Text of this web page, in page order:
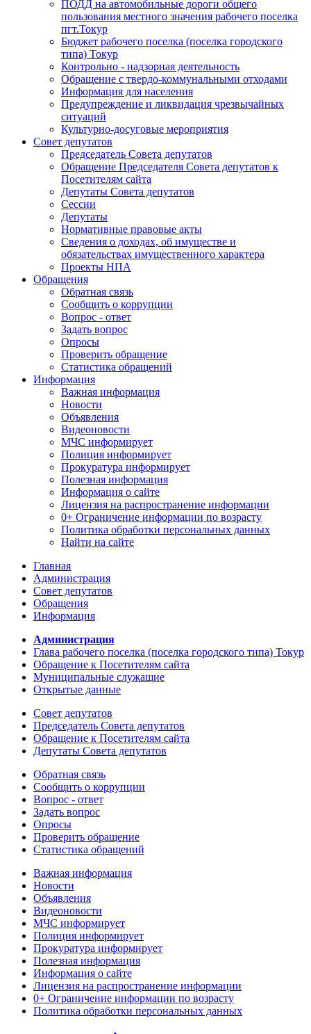
ПОДД на автомобильные дороги общего
пользования местного значения рабочего поселка
пгт.Токур
Бюджет рабочего поселка (поселка городского
типа) Токур
Контрольно - надзорная деятельность
Обращение с твердо-коммунальными отходами
Информация для населения
Предупреждение и ликвидация чрезвычайных
ситуаций
Культурно-досуговые мероприятия
Совет депутатов
Председатель Совета депутатов
Обращение Председателя Совета депутатов к
Посетителям сайта
Депутаты Совета депутатов
Сессии
Депутаты
Нормативные правовые акты
Сведения о доходах, об имуществе и
обязательствах имущественного характера
Проекты НПА
Обращения
Обратная связь
Сообщить о коррупции
Вопрос - ответ
Задать вопрос
Опросы
Проверить обращение
Статистика обращений
Информация
Важная информация
Новости
Объявления
Видеоновости
МЧС информирует
Полиция информирует
Прокуратура информирует
Полезная информация
Информация о сайте
Лицензия на распространение информации
0+ Ограничение информации по возрасту
Политика обработки персональных данных
Найти на сайте
Главная
Администрация
Совет депутатов
Обращения
Информация
Администрация
Глава рабочего поселка (поселка городского типа) Токур
Обращение к Посетителям сайта
Муниципальные служащие
Открытые данные
Совет депутатов
Председатель Совета депутатов
Обращение к Посетителям сайта
Депутаты Совета депутатов
Обратная связь
Сообщить о коррупции
Вопрос - ответ
Задать вопрос
Опросы
Проверить обращение
Статистика обращений
Важная информация
Новости
Объявления
Видеоновости
МЧС информирует
Полиция информирует
Прокуратура информирует
Полезная информация
Информация о сайте
Лицензия на распространение информации
0+ Ограничение информации по возрасту
Политика обработки персональных данных